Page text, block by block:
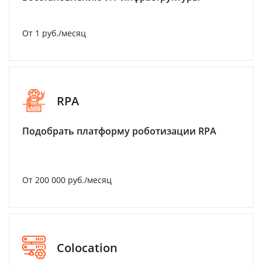
От 1 руб./месяц
RPA
Подобрать платформу роботизации RPA
От 200 000 руб./месяц
Colocation